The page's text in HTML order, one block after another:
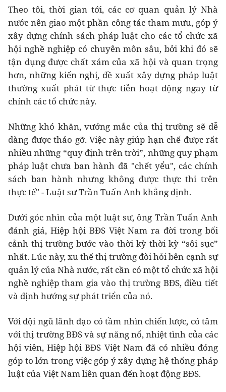
Theo tôi, thời gian tới, các cơ quan quản lý Nhà
nước nên giao một phần công tác tham mưu, góp ý
xây dựng chính sách pháp luật cho các tổ chức xã
hội nghề nghiệp có chuyên môn sâu, bởi khi đó sẽ
tận dụng được chất xám của xã hội và quan trọng
hơn, những kiến nghị, đề xuất xây dựng pháp luật
thường xuất phát từ thực tiễn hoạt động ngay từ
chính các tổ chức này.
Những khó khăn, vướng mắc của thị trường sẽ dễ
dàng được tháo gỡ. Việc này giúp hạn chế được rất
nhiều những “quy định trên trời”, những quy phạm
pháp luật chưa ban hành đã "chết yểu", các chính
sách ban hành nhưng không được thực thi trên
thực tế" - Luật sư Trần Tuấn Anh khẳng định.
Dưới góc nhìn của một luật sư, ông Trần Tuấn Anh
đánh giá, Hiệp hội BĐS Việt Nam ra đời trong bối
cảnh thị trường bước vào thời kỳ thời kỳ “sôi sục”
nhất. Lúc này, xu thế thị trường đòi hỏi bên cạnh sự
quản lý của Nhà nước, rất cần có một tổ chức xã hội
nghề nghiệp tham gia vào thị trường BĐS, điều tiết
và định hướng sự phát triển của nó.
Với đội ngũ lãnh đạo có tầm nhìn chiến lược, có tâm
với thị trường BĐS và sự năng nổ, nhiệt tình của các
hội viên, Hiệp hội BĐS Việt Nam đã có nhiều đóng
góp to lớn trong việc góp ý xây dựng hệ thống pháp
luật của Việt Nam liên quan đến hoạt động BĐS.